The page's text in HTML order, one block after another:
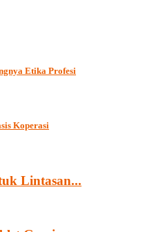
Etika Profesi
Koperasi
Lintasan...